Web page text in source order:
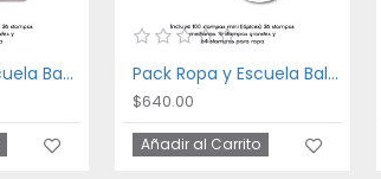
Pack Ropa y Escuela Bakery Pack Ropa y Escuela Ballet
$640.00
Añadir al Carrito